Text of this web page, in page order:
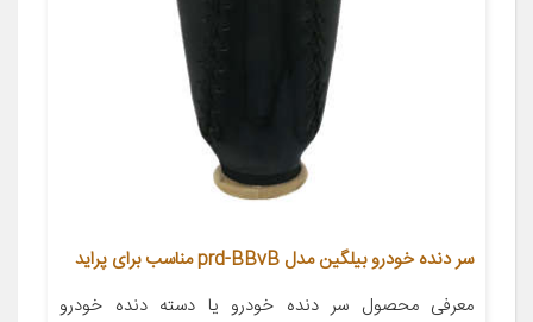
سر دنده خودرو بیلگین مدل prd-BBvB مناسب برای پراید
معرفی محصول سر دنده خودرو یا دسته دنده خودرو